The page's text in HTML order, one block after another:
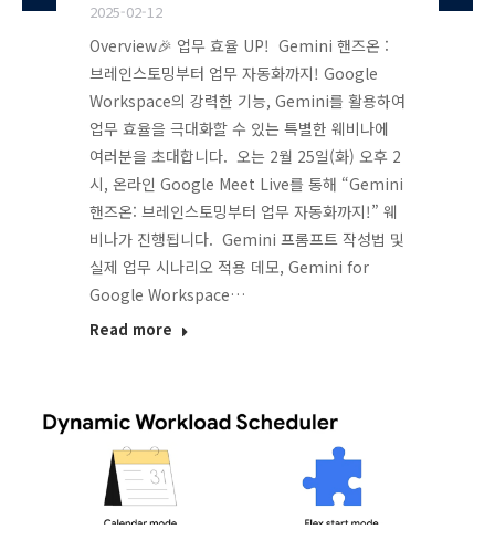
2025-02-12
Overview🎉 업무 효율 UP! Gemini 핸즈온 :
브레인스토밍부터 업무 자동화까지! Google
Workspace의 강력한 기능, Gemini를 활용하여
업무 효율을 극대화할 수 있는 특별한 웨비나에
여러분을 초대합니다. 오는 2월 25일(화) 오후 2
시, 온라인 Google Meet Live를 통해 “Gemini
핸즈온: 브레인스토밍부터 업무 자동화까지!” 웨
비나가 진행됩니다. Gemini 프롬프트 작성법 및
실제 업무 시나리오 적용 데모, Gemini for
Google Workspace…
Read more